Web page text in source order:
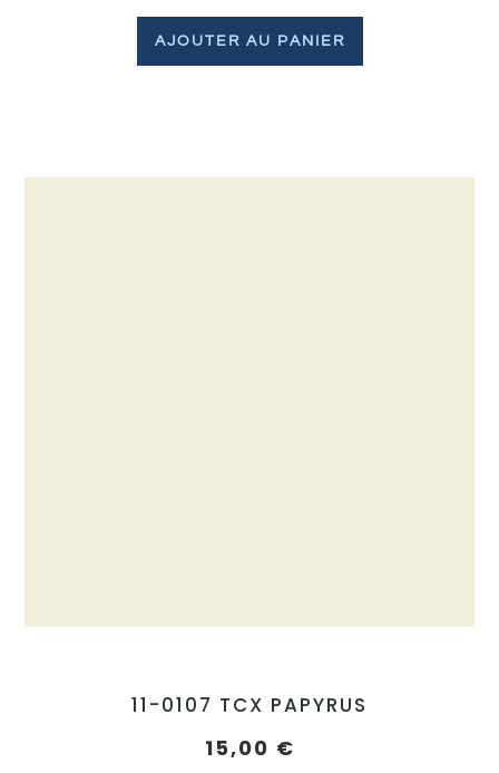
AJOUTER AU PANIER
11-0107 TCX PAPYRUS
15,00 €